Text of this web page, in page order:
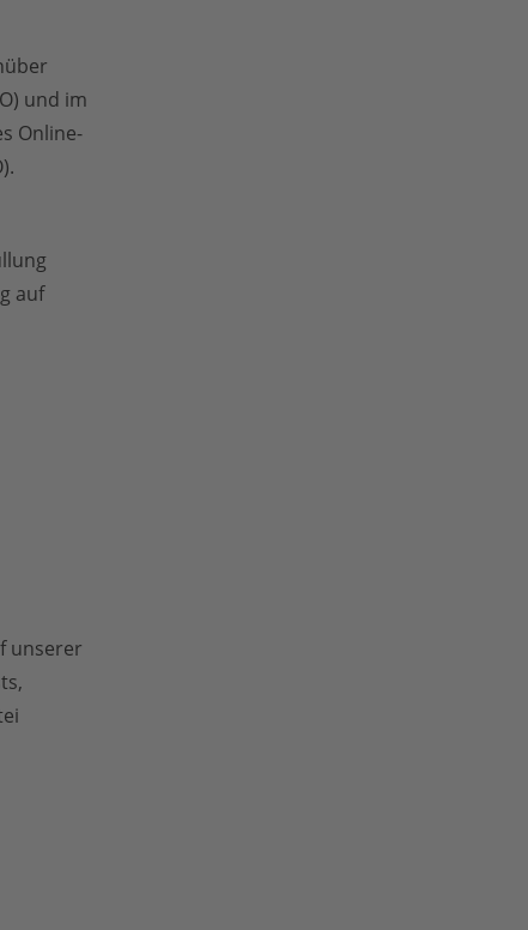
und im
Online-
auf
unserer